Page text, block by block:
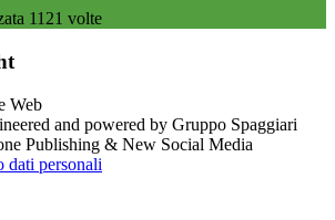
1121 volte
and powered by Gruppo Spaggiari
Publishing & New Social Media
dati personali